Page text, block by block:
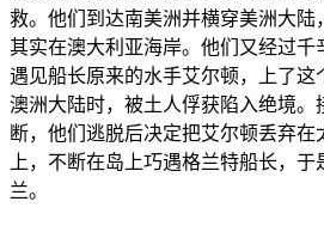
救。他们到达南美洲并横穿美洲大陆
其实在澳大利亚海岸。他们又经过千
遇见船长原来的水手艾尔顿，上了这
澳洲大陆时，被土人俘获陷入绝境。
断，他们逃脱后决定把艾尔顿丢弃在
上，不断在岛上巧遇格兰特船长，
兰。